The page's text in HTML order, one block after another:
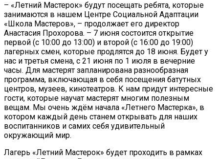
– «Летний Мастерок» будут посещать ребята, которые
занимаются в нашем Центре Социальной Адаптации
«Школа Мастеров», – продолжает его директор
Анастасия Прохорова. – 7 июня состоится открытие
первой (с 10:00 до 13:00) и второй (с 16:00 до 19:00)
лагерных смен, которые продлятся до 18 июня. Будет у
нас и третья смена, с 21 июня по 1 июля в вечерние
часы. Для мастерят запланирована разнообразная
программа, включающая в себя посещения батутных
центров, музеев, кинотеатров. К нам придут интересные
гости, которые научат мастерят многим полезным
вещам. Мы очень ждём начала «Летнего Мастерка», в
котором каждый день станем открывать для наших
воспитанников и самих себя удивительный
окружающий мир.
Лагерь «Летний Мастерок» будет проходить в рамках